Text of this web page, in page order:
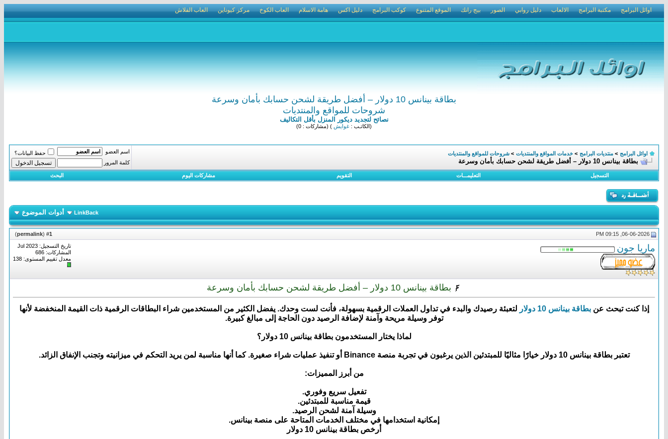
اوائل البرامج مكتبة البرامج الالعاب دليل روابي الصور بيج رانك الموقع المتنوع كوكب البرامج دليل اكس هامة الاسلام العاب الكوخ مركز كيوناين العاب الفلاش
بطاقة بينانس 10 دولار – أفضل طريقة لشحن حسابك بأمان وسرعة
شروحات للمواقع والمنتديات
نصائح لتجديد ديكور المنزل بأقل التكاليف
(الكاتـب : غوايش ) (مشاركات : 0)
اوائل البرامج > منتديات البرامج > خدمات المواقع والمنتديات > شروحات للمواقع والمنتديات
بطاقة بينانس 10 دولار – أفضل طريقة لشحن حسابك بأمان وسرعة
اسم العضو
حفظ البيانات؟
كلمة المرور
التسجيل التعليمـــات التقويم مشاركات اليوم البحث
LinkBack أدوات الموضوع
1
(
permalink
)
ماريا جون
تاريخ التسجيل: Jul 2023
المشاركات: 686
معدل تقييم المستوى: 138
بطاقة بينانس 10 دولار – أفضل طريقة لشحن حسابك بأمان وسرعة
إذا كنت تبحث عنبطاقة بينانس 10 دولار
لتعبئة رصيدك والبدء في تداول العملات الرقمية بسهولة، فأنت لست وحدك. يفضل الكثير من المستخدمين شراء البطاقات الرقمية ذات القيمة المنخفضة لأنها
توفر وسيلة مريحة وآمنة لإضافة الرصيد دون الحاجة إلى مبالغ كبيرة.
لماذا يختار المستخدمون بطاقة بينانس 10 دولار؟
تعتبر بطاقة بينانس 10 دولار خيارًا مثاليًا للمبتدئين الذين يرغبون في تجربة منصة Binance أو تنفيذ عمليات شراء صغيرة. كما أنها مناسبة لمن يريد التحكم في ميزانيته وتجنب الإنفاق الزائد.
من أبرز المميزات:
تفعيل سريع وفوري.
قيمة مناسبة للمبتدئين.
وسيلة آمنة لشحن الرصيد.
إمكانية استخدامها في مختلف الخدمات المتاحة على منصة بينانس.
أرخص بطاقة بينانس 10 دولار